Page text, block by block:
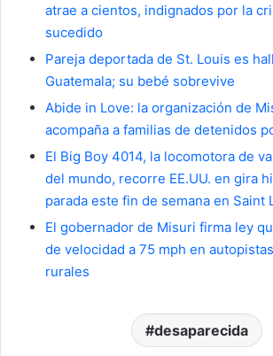
atrae a cientos, indignados por la
sucedido
Pareja deportada de St. Louis es
Guatemala; su bebé sobrevive
Abide in Love: la organización de
acompaña a familias de detenidos
El Big Boy 4014, la locomotora de
del mundo, recorre EE.UU. en gira
parada este fin de semana en Saint
El gobernador de Misuri firma ley
de velocidad a 75 mph en
rurales
desaparecida